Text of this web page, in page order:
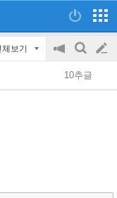
체보기
공
지
on/off
검
색
글
쓰
10추글